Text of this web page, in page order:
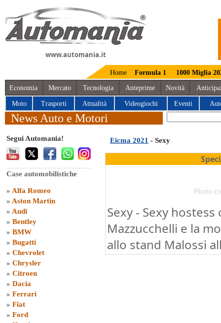
www.automania.it
Home Formula 1 1000 Miglia
Economia Mercato Tecnologia Anteprime Novità
Moto Trasporti Attualità Videogiochi Eventi
News Auto e Motori
Segui Automania!
Case automobilistiche
» Alfa Romeo
» Aston Martin
» Audi
» Bentley
» BMW
» Bugatti
» Chevrolet
» Chrysler
» Citroen
» Dacia
» Ferrari
» Fiat
» Ford
Eicma 2021 - Sexy
Photo
Sexy - Sexy
Mazzucchelli e la
allo stand Malossi